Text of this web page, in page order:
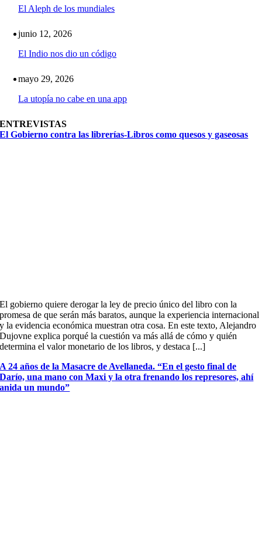
El Aleph de los mundiales
junio 12, 2026
El Indio nos dio un código
mayo 29, 2026
La utopía no cabe en una app
ENTREVISTAS
El Gobierno contra las librerías-Libros como quesos y gaseosas
El gobierno quiere derogar la ley de precio único del libro con la
promesa de que serán más baratos, aunque la experiencia internacional
y la evidencia económica muestran otra cosa. En este texto, Alejandro
Dujovne explica porqué la cuestión va más allá de cómo y quién
determina el valor monetario de los libros, y destaca [...]
A 24 años de la Masacre de Avellaneda. “En el gesto final de
Darío, una mano con Maxi y la otra frenando los represores, ahí
anida un mundo”